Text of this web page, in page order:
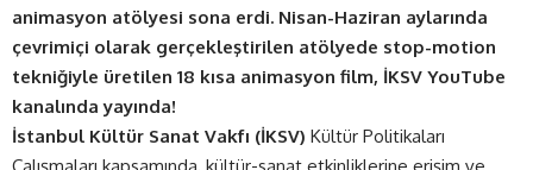
animasyon atölyesi sona erdi. Nisan-Haziran aylarında
çevrimiçi olarak gerçekleştirilen atölyede stop-motion
tekniğiyle üretilen 18 kısa animasyon film, İKSV YouTube
kanalında yayında!
İstanbul Kültür Sanat Vakfı (İKSV) Kültür Politikaları